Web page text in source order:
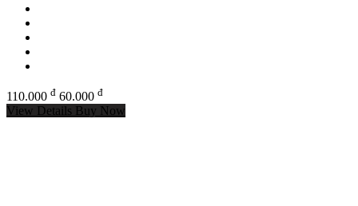
110.000 đ 60.000 đ
View Details Buy Now